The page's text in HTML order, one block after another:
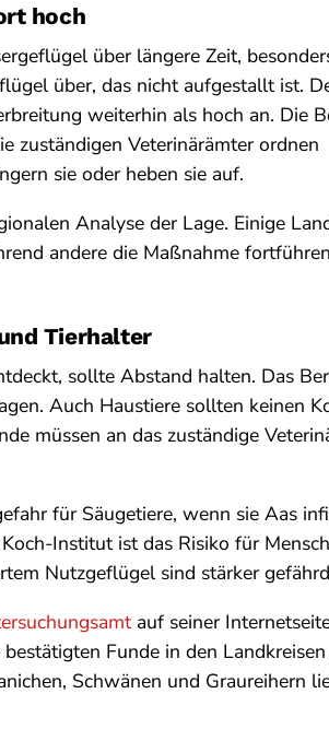
hoch
über längere Zeit,
über, das nicht aufgestallt ist.
weiterhin als hoch an. Die
zuständigen Veterinärämter ordnen
sie oder heben sie auf.
Analyse der Lage. Einige
andere die Maßnahme
Tierhalter
sollte Abstand halten. Das
Auch Haustiere sollten keinen
müssen an das zuständige
für Säugetiere, wenn sie Aas
Institut ist das Risiko für
Nutzgeflügel sind stärker
auf seiner
Funde in den
Schwänen und Graureihern